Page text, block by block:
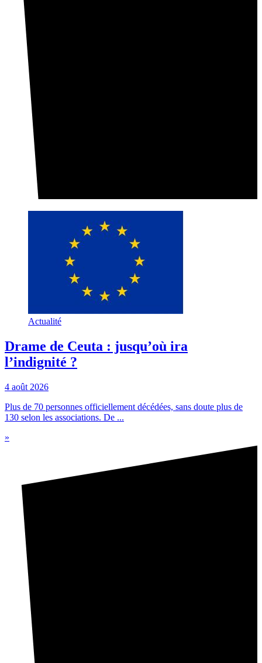
Actualité
Drame de Ceuta : jusqu’où ira
l’indignité ?
4 août 2026
Plus de 70 personnes officiellement décédées, sans doute plus de
130 selon les associations. De ...
»